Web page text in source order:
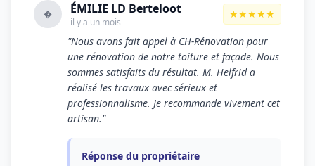
� ÉMILIE LD Berteloot
il y a un mois
★★★★★
"Nous avons fait appel à CH-Rénovation pour
une rénovation de notre toiture et façade. Nous
sommes satisfaits du résultat. M. Helfrid a
réalisé les travaux avec sérieux et
professionnalisme. Je recommande vivement cet
artisan."
Réponse du propriétaire